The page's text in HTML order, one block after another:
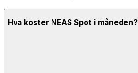
Hva koster NEAS Spot i måneden?